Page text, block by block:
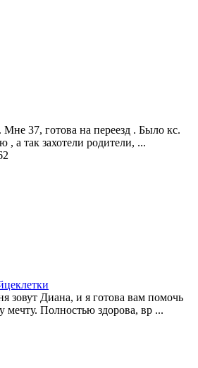
37, готова на переезд . Было кс.
, а так захотели родители, ...
зовут Диана, и я готова вам помочь
мечту. Полностью здорова, вр ...